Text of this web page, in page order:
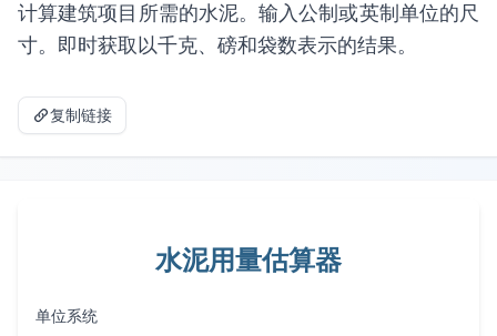
计算建筑项目所需的水泥。输入公制或英制单位的尺
寸。即时获取以千克、磅和袋数表示的结果。
复制链接
水泥用量估算器
单位系统